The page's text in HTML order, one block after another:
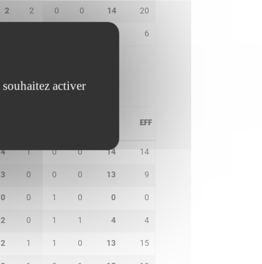
2 2 0 0 14 20
6
EFF
4 1 0 0 14 14
3 0 0 0 13 9
0 0 1 0 0 0
2 0 1 1 4 4
2 1 1 0 13 15
activer